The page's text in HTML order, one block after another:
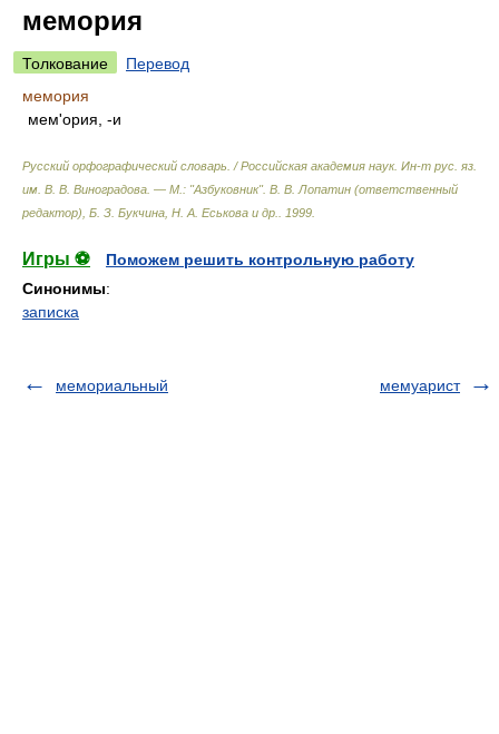
мемория
Толкование
Перевод
мемория
мем'ория, -и
Русский орфографический словарь. / Российская академия наук. Ин-т рус. яз.
им. В. В. Виноградова. — М.: "Азбуковник". В. В. Лопатин (ответственный
редактор), Б. З. Букчина, Н. А. Еськова и др.
1999
Игры ⚽
Поможем решить контрольную работу
Синонимы:
записка
мемориальный мемуарист